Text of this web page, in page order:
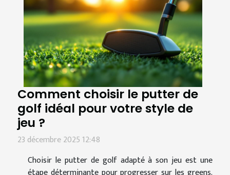
Comment choisir le putter de
golf idéal pour votre style de
jeu ?
23 décembre 2025 12:48
Choisir le putter de golf adapté à son jeu est une